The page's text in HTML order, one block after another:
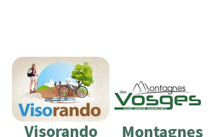
Visorando
Montagnes